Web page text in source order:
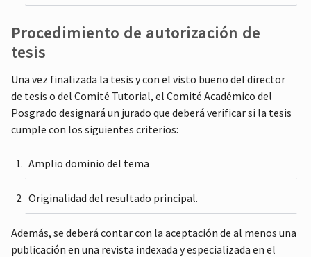
Procedimiento de autorización de
tesis
Una vez finalizada la tesis y con el visto bueno del director
de tesis o del Comité Tutorial, el Comité Académico del
Posgrado designará un jurado que deberá verificar si la tesis
cumple con los siguientes criterios:
Amplio dominio del tema
Originalidad del resultado principal.
Además, se deberá contar con la aceptación de al menos una
publicación en una revista indexada y especializada en el